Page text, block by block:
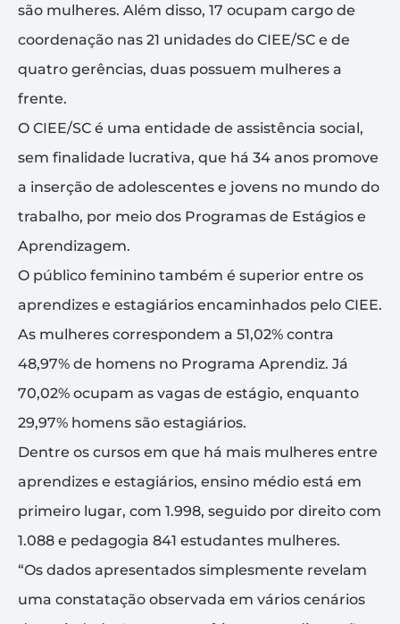
são mulheres. Além disso, 17 ocupam cargo de
coordenação nas 21 unidades do CIEE/SC e de
quatro gerências, duas possuem mulheres a
frente.
O CIEE/SC é uma entidade de assistência social,
sem finalidade lucrativa, que há 34 anos promove
a inserção de adolescentes e jovens no mundo do
trabalho, por meio dos Programas de Estágios e
Aprendizagem.
O público feminino também é superior entre os
aprendizes e estagiários encaminhados pelo CIEE.
As mulheres correspondem a 51,02% contra
48,97% de homens no Programa Aprendiz. Já
70,02% ocupam as vagas de estágio, enquanto
29,97% homens são estagiários.
Dentre os cursos em que há mais mulheres entre
aprendizes e estagiários, ensino médio está em
primeiro lugar, com 1.998, seguido por direito com
1.088 e pedagogia 841 estudantes mulheres.
“Os dados apresentados simplesmente revelam
uma constatação observada em vários cenários